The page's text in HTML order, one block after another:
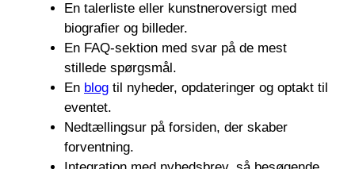
En talerliste eller kunstneroversigt med
biografier og billeder.
En FAQ-sektion med svar på de mest
stillede spørgsmål.
En blog til nyheder, opdateringer og optakt til
eventet.
Nedtællingsur på forsiden, der skaber
forventning.